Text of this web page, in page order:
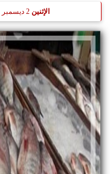
الإثنين